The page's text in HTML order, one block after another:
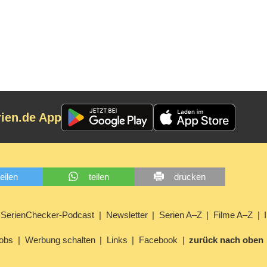
App
teilen drucken
SerienChecker-Podcast Newsletter Serien A–Z Filme A–Z
Werbung schalten Links Facebook zurück nach oben